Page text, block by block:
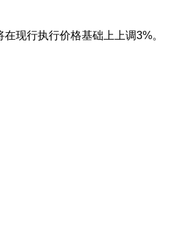
现行执行价格基础上上调3%。